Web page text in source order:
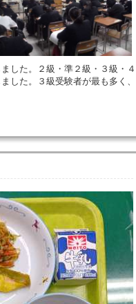
した。２級・準２級・３級・４
した。３級受験者が最も多く、